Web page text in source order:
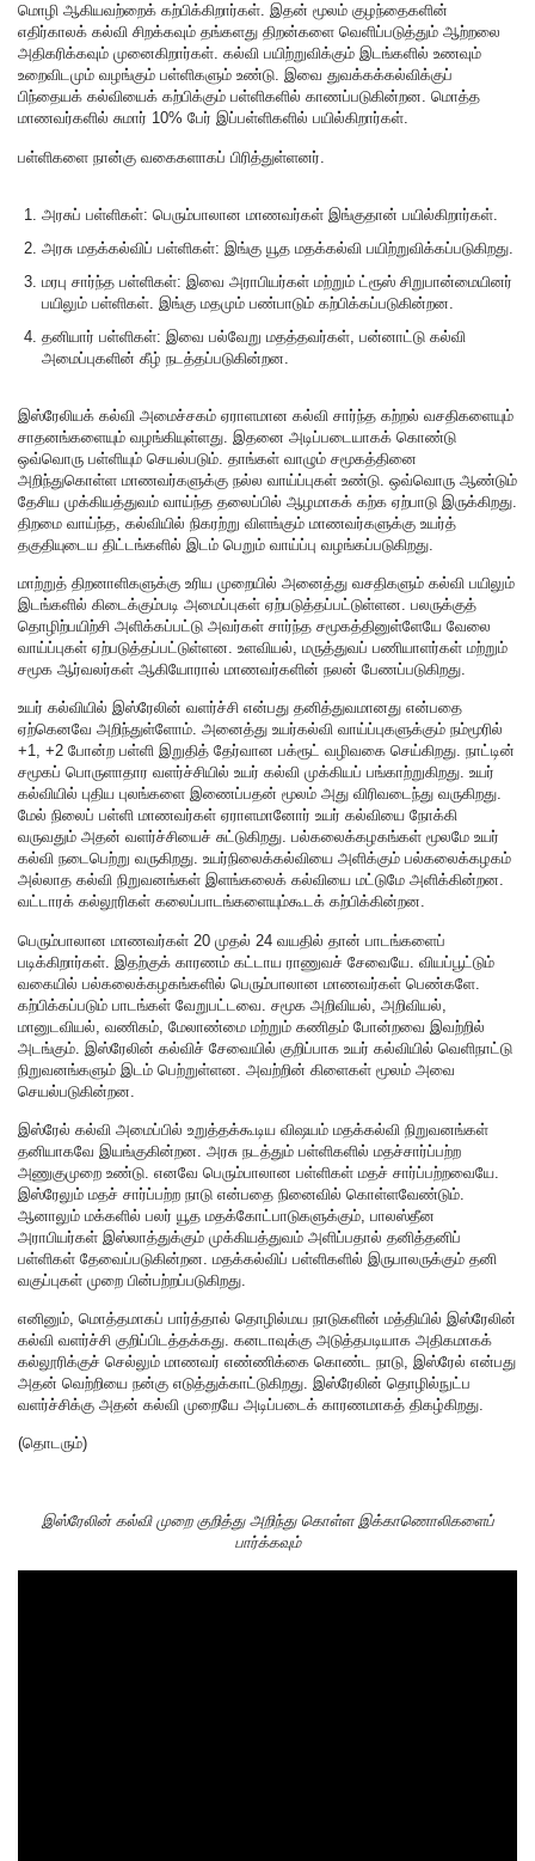
மொழி ஆகியவற்றைக் கற்பிக்கிறார்கள். இதன் மூலம் குழந்தைகளின்
எதிர்காலக் கல்வி சிறக்கவும் தங்களது திறன்களை வெளிப்படுத்தும் ஆற்றலை
அதிகரிக்கவும் முனைகிறார்கள். கல்வி பயிற்றுவிக்கும் இடங்களில் உணவும்
உறைவிடமும் வழங்கும் பள்ளிகளும் உண்டு. இவை துவக்கக்கல்விக்குப்
பிந்தையக் கல்வியைக் கற்பிக்கும் பள்ளிகளில் காணப்படுகின்றன. மொத்த
மாணவர்களில் சுமார் 10% பேர் இப்பள்ளிகளில் பயில்கிறார்கள்.
பள்ளிகளை நான்கு வகைகளாகப் பிரித்துள்ளனர்.
அரசுப் பள்ளிகள்: பெரும்பாலான மாணவர்கள் இங்குதான் பயில்கிறார்கள்.
அரசு மதக்கல்விப் பள்ளிகள்: இங்கு யூத மதக்கல்வி பயிற்றுவிக்கப்படுகிறது.
மரபு சார்ந்த பள்ளிகள்: இவை அராபியர்கள் மற்றும் ட்ரூஸ் சிறுபான்மையினர்
பயிலும் பள்ளிகள். இங்கு மதமும் பண்பாடும் கற்பிக்கப்படுகின்றன.
தனியார் பள்ளிகள்: இவை பல்வேறு மதத்தவர்கள், பன்னாட்டு கல்வி
அமைப்புகளின் கீழ் நடத்தப்படுகின்றன.
இஸ்ரேலியக் கல்வி அமைச்சகம் ஏராளமான கல்வி சார்ந்த கற்றல் வசதிகளையும்
சாதனங்களையும் வழங்கியுள்ளது. இதனை அடிப்படையாகக் கொண்டு
ஒவ்வொரு பள்ளியும் செயல்படும். தாங்கள் வாழும் சமூகத்தினை
அறிந்துகொள்ள மாணவர்களுக்கு நல்ல வாய்ப்புகள் உண்டு. ஒவ்வொரு ஆண்டும்
தேசிய முக்கியத்துவம் வாய்ந்த தலைப்பில் ஆழமாகக் கற்க ஏற்பாடு இருக்கிறது.
திறமை வாய்ந்த, கல்வியில் நிகரற்று விளங்கும் மாணவர்களுக்கு உயர்த்
தகுதியுடைய திட்டங்களில் இடம் பெறும் வாய்ப்பு வழங்கப்படுகிறது.
மாற்றுத் திறனாளிகளுக்கு உரிய முறையில் அனைத்து வசதிகளும் கல்வி பயிலும்
இடங்களில் கிடைக்கும்படி அமைப்புகள் ஏற்படுத்தப்பட்டுள்ளன. பலருக்குத்
தொழிற்பயிற்சி அளிக்கப்பட்டு அவர்கள் சார்ந்த சமூகத்தினுள்ளேயே வேலை
வாய்ப்புகள் ஏற்படுத்தப்பட்டுள்ளன. உளவியல், மருத்துவப் பணியாளர்கள் மற்றும்
சமூக ஆர்வலர்கள் ஆகியோரால் மாணவர்களின் நலன் பேணப்படுகிறது.
உயர் கல்வியில் இஸ்ரேலின் வளர்ச்சி என்பது தனித்துவமானது என்பதை
ஏற்கெனவே அறிந்துள்ளோம். அனைத்து உயர்கல்வி வாய்ப்புகளுக்கும் நம்மூரில்
+1, +2 போன்ற பள்ளி இறுதித் தேர்வான பக்ரூட் வழிவகை செய்கிறது. நாட்டின்
சமூகப் பொருளாதார வளர்ச்சியில் உயர் கல்வி முக்கியப் பங்காற்றுகிறது. உயர்
கல்வியில் புதிய புலங்களை இணைப்பதன் மூலம் அது விரிவடைந்து வருகிறது.
மேல் நிலைப் பள்ளி மாணவர்கள் ஏராளமானோர் உயர் கல்வியை நோக்கி
வருவதும் அதன் வளர்ச்சியைச் சுட்டுகிறது. பல்கலைக்கழகங்கள் மூலமே உயர்
கல்வி நடைபெற்று வருகிறது. உயர்நிலைக்கல்வியை அளிக்கும் பல்கலைக்கழகம்
அல்லாத கல்வி நிறுவனங்கள் இளங்கலைக் கல்வியை மட்டுமே அளிக்கின்றன.
வட்டாரக் கல்லூரிகள் கலைப்பாடங்களையும்கூடக் கற்பிக்கின்றன.
பெரும்பாலான மாணவர்கள் 20 முதல் 24 வயதில் தான் பாடங்களைப்
படிக்கிறார்கள். இதற்குக் காரணம் கட்டாய ராணுவச் சேவையே. வியப்பூட்டும்
வகையில் பல்கலைக்கழகங்களில் பெரும்பாலான மாணவர்கள் பெண்களே.
கற்பிக்கப்படும் பாடங்கள் வேறுபட்டவை. சமூக அறிவியல், அறிவியல்,
மானுடவியல், வணிகம், மேலாண்மை மற்றும் கணிதம் போன்றவை இவற்றில்
அடங்கும். இஸ்ரேலின் கல்விச் சேவையில் குறிப்பாக உயர் கல்வியில் வெளிநாட்டு
நிறுவனங்களும் இடம் பெற்றுள்ளன. அவற்றின் கிளைகள் மூலம் அவை
செயல்படுகின்றன.
இஸ்ரேல் கல்வி அமைப்பில் உறுத்தக்கூடிய விஷயம் மதக்கல்வி நிறுவனங்கள்
தனியாகவே இயங்குகின்றன. அரசு நடத்தும் பள்ளிகளில் மதச்சார்ப்பற்ற
அணுகுமுறை உண்டு. எனவே பெரும்பாலான பள்ளிகள் மதச் சார்ப்பற்றவையே.
இஸ்ரேலும் மதச் சார்ப்பற்ற நாடு என்பதை நினைவில் கொள்ளவேண்டும்.
ஆனாலும் மக்களில் பலர் யூத மதக்கோட்பாடுகளுக்கும், பாலஸ்தீன
அராபியர்கள் இஸ்லாத்துக்கும் முக்கியத்துவம் அளிப்பதால் தனித்தனிப்
பள்ளிகள் தேவைப்படுகின்றன. மதக்கல்விப் பள்ளிகளில் இருபாலருக்கும் தனி
வகுப்புகள் முறை பின்பற்றப்படுகிறது.
எனினும், மொத்தமாகப் பார்த்தால் தொழில்மய நாடுகளின் மத்தியில் இஸ்ரேலின்
கல்வி வளர்ச்சி குறிப்பிடத்தக்கது. கனடாவுக்கு அடுத்தபடியாக அதிகமாகக்
கல்லூரிக்குச் செல்லும் மாணவர் எண்ணிக்கை கொண்ட நாடு, இஸ்ரேல் என்பது
அதன் வெற்றியை நன்கு எடுத்துக்காட்டுகிறது. இஸ்ரேலின் தொழில்நுட்ப
வளர்ச்சிக்கு அதன் கல்வி முறையே அடிப்படைக் காரணமாகத் திகழ்கிறது.
(தொடரும்)
இஸ்ரேலின் கல்வி முறை குறித்து அறிந்து கொள்ள இக்காணொலிகளைப்
பார்க்கவும்